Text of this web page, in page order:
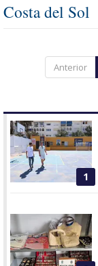
Costa del Sol
Anterior
1